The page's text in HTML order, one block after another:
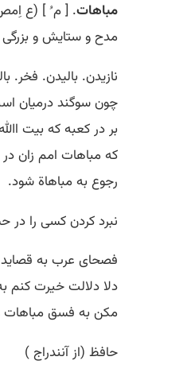
مباهات. [ م ُ ] (ع اِمص
مدح و ستایش و بزرگی
نازیدن. بالیدن.
چون سوگند درمیان
بر در کعبه که بیت
رجوع به مباهاة شود.
نبرد کردن کسی را
فصحای عرب به قصاید
دلا دلالت خیرت کنم
مکن به فسق
حافظ (از آنندراج )